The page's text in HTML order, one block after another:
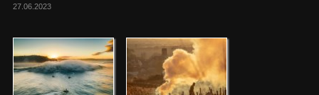
27.06.2023